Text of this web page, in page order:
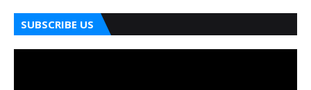
SUBSCRIBE US